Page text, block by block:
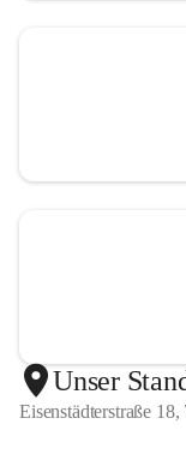
Unser
Eisenstädterstraße